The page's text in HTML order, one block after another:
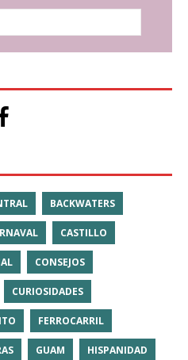
BACKWATERS
CASTILLO
CONSEJOS
CURIOSIDADES
FERROCARRIL
GUAM HISPANIDAD